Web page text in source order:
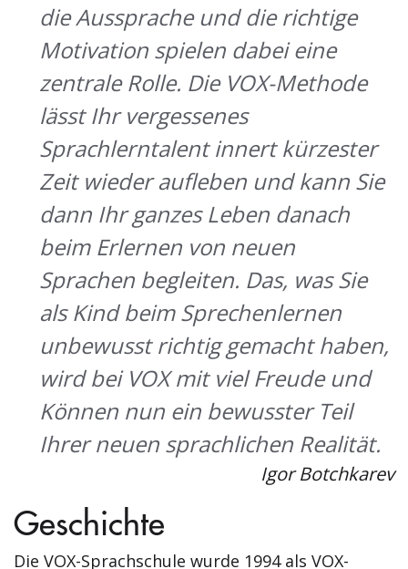
die Aussprache und die richtige
Motivation spielen dabei eine
zentrale Rolle. Die VOX-Methode
lässt Ihr vergessenes
Sprachlerntalent innert kürzester
Zeit wieder aufleben und kann Sie
dann Ihr ganzes Leben danach
beim Erlernen von neuen
Sprachen begleiten. Das, was Sie
als Kind beim Sprechenlernen
unbewusst richtig gemacht haben,
wird bei VOX mit viel Freude und
Können nun ein bewusster Teil
Ihrer neuen sprachlichen Realität.
Igor Botchkarev
Geschichte
Die VOX-Sprachschule wurde 1994 als VOX-